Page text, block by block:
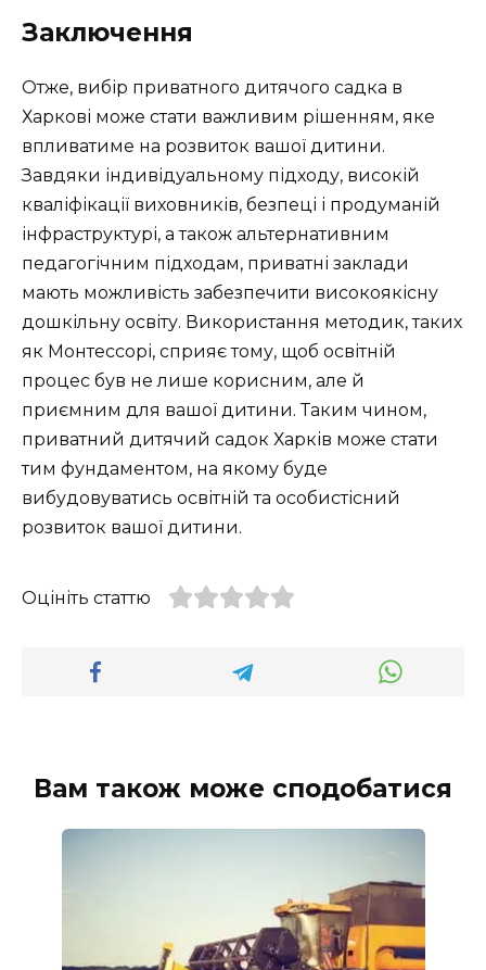
Заключення
Отже, вибір приватного дитячого садка в
Харкові може стати важливим рішенням, яке
впливатиме на розвиток вашої дитини.
Завдяки індивідуальному підходу, високій
кваліфікації виховників, безпеці і продуманій
інфраструктурі, а також альтернативним
педагогічним підходам, приватні заклади
мають можливість забезпечити високоякісну
дошкільну освіту. Використання методик, таких
як Монтессорі, сприяє тому, щоб освітній
процес був не лише корисним, але й
приємним для вашої дитини. Таким чином,
приватний дитячий садок Харків може стати
тим фундаментом, на якому буде
вибудовуватись освітній та особистісний
розвиток вашої дитини.
Оцініть статтю
Вам також може сподобатися